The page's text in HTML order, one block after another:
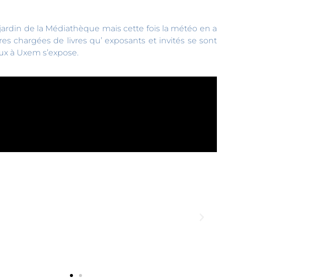
de la Médiathèque mais cette fois la météo en a
chargées de livres qu’ exposants et invités se sont
à Uxem s’expose.